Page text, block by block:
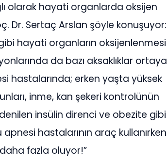
olarak hayati organlarda oksijen
Dr. Sertaç Arslan şöyle konuşuyor:
hayati organların oksijenlenmesi
da bazı aksaklıklar ortaya
hastalarında; erken yaşta yüksek
inme, kan şekeri kontrolünün
insülin direnci ve obezite gibi
hastalarının araç kullanırken
fazla oluyor!”